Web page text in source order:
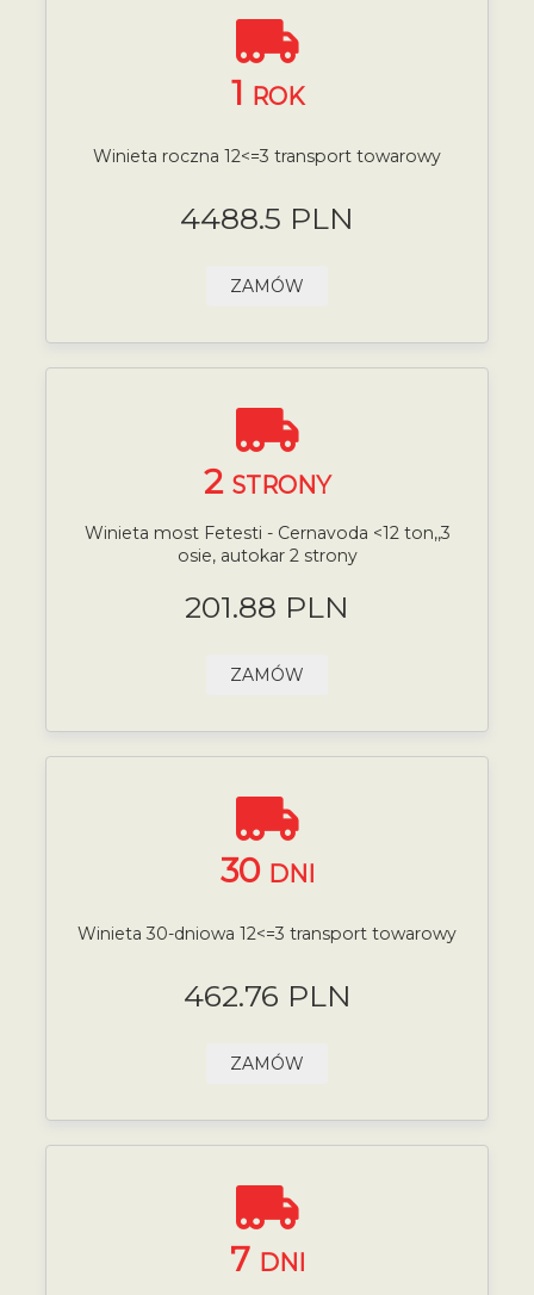
1 ROK
Winieta roczna 12<=3 transport towarowy
4488.5 PLN
ZAMÓW
2 STRONY
Winieta most Fetesti - Cernavoda <12 ton,,3
osie, autokar 2 strony
201.88 PLN
ZAMÓW
30 DNI
Winieta 30-dniowa 12<=3 transport towarowy
462.76 PLN
ZAMÓW
7 DNI